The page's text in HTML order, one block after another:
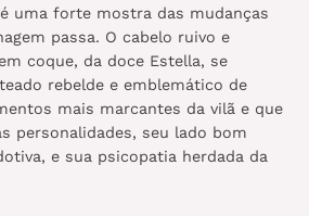
uma forte mostra das mudanças
passa. O cabelo ruivo e
coque, da doce Estella, se
rebelde e emblemático de
mais marcantes da vilã e que
personalidades, seu lado bom
e sua psicopatia herdada da